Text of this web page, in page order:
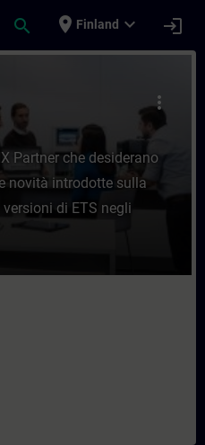
search place Finland expand_more login
KNX - Koulutus -
more_vert
Partner che desiderano
novità introdotte sulla
di ETS negli